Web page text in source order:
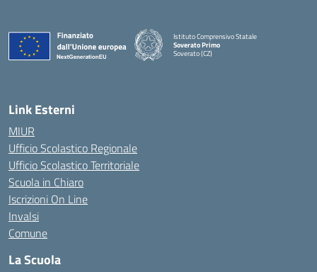
Istituto Comprensivo Statale
Soverato Primo
Soverato (CZ)
Link Esterni
MIUR
Ufficio Scolastico Regionale
Ufficio Scolastico Territoriale
Scuola in Chiaro
Iscrizioni On Line
Invalsi
Comune
La Scuola